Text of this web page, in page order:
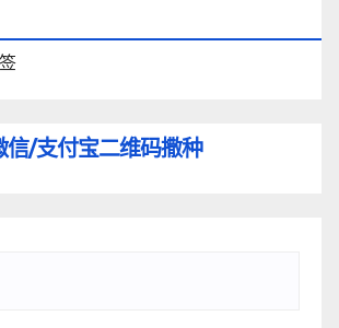
信/支付宝二维码撒种